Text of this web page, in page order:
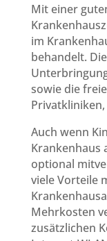
Mit einer
im
behandelt.
sowie die
Auch wenn
Krankenhaus
optional
viele Vorteile
Mehrkosten
zusätzlichen